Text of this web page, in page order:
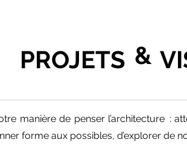
&
PROJETS
manière de penser l’architecture :
forme aux possibles, d’explorer de